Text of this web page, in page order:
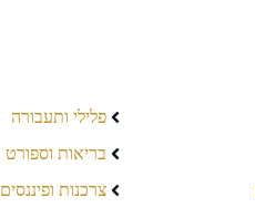
פלילי ותעבורה
בריאות וספורט
צרכנות ופיננסים